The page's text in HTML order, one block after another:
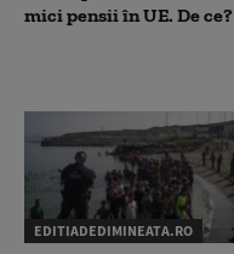
mici pensii în UE. De ce?
EDITIADEDIMINEATA.RO